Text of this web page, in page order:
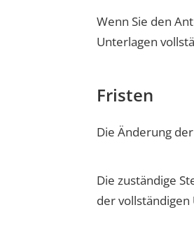
Wenn Sie den
Unterlagen
Fristen
Die Änderung
Die zuständige
der